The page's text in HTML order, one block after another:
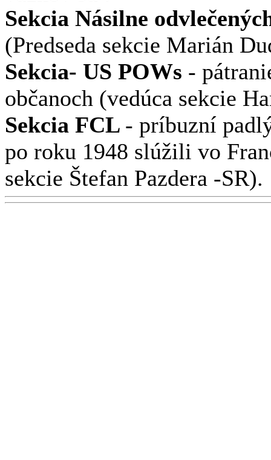
Sekcia Násilne
(Predseda sekcie Marián
Sekcia- US POWs -
občanoch (vedúca sekcie
Sekcia FCL - príbuzní
po roku 1948 slúžili vo
sekcie Štefan Pazdera -SR).